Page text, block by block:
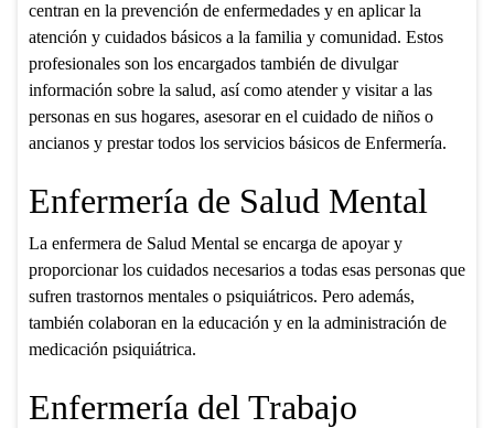
centran en la prevención de enfermedades y en aplicar la
atención y cuidados básicos a la familia y comunidad. Estos
profesionales son los encargados también de divulgar
información sobre la salud, así como atender y visitar a las
personas en sus hogares, asesorar en el cuidado de niños o
ancianos y prestar todos los servicios básicos de Enfermería.
Enfermería de Salud Mental
La enfermera de Salud Mental se encarga de apoyar y
proporcionar los cuidados necesarios a todas esas personas que
sufren trastornos mentales o psiquiátricos. Pero además,
también colaboran en la educación y en la administración de
medicación psiquiátrica.
Enfermería del Trabajo